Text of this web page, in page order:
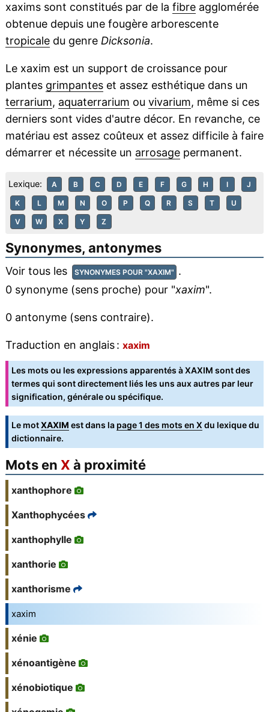
xaxims sont constitués par de la fibreagglomérée
obtenue depuis une fougère arborescente
tropicaledu genre Dicksonia.
Le xaxim est un support de croissance pour
plantes grimpanteset assez esthétique dans un
terrarium, aquaterrarium ou vivarium, même si ces
derniers sont vides d'autre décor. En revanche, ce
matériau est assez coûteux et assez difficile à faire
démarrer et nécessite un arrosagepermanent.
Lexique: A B C D E F G H I J
K L M N O P Q R S T U
V W X Y Z
Synonymes, antonymes
Voir tous les SYNONYMES POUR "XAXIM" .
0 synonyme (sens proche) pour "xaxim".
0 antonyme (sens contraire).
Traduction en anglais : xaxim
Les mots ou les expressions apparentés à XAXIM sont des
termes qui sont directement liés les uns aux autres par leur
signification, générale ou spécifique.
Le motXAXIM est dans la page 1 des mots en X du lexique du
dictionnaire.
Mots en X à proximité
xanthophore
Xanthophycées
xanthophylle
xanthorie
xanthorisme
xaxim
xénie
xénoantigène
xénobiotique